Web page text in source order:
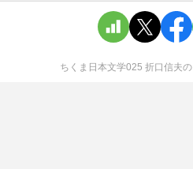
ちくま日本文学025 折口信夫の